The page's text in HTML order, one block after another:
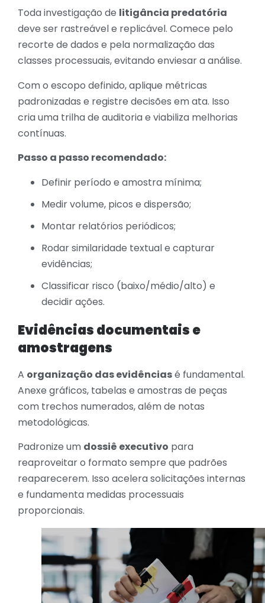
Toda investigação de litigância predatória
deve ser rastreável e replicável. Comece pelo
recorte de dados e pela normalização das
classes processuais, evitando enviesar a análise.
Com o escopo definido, aplique métricas
padronizadas e registre decisões em ata. Isso
cria uma trilha de auditoria e viabiliza melhorias
contínuas.
Passo a passo recomendado:
Definir período e amostra mínima;
Medir volume, picos e dispersão;
Montar relatórios periódicos;
Rodar similaridade textual e capturar
evidências;
Classificar risco (baixo/médio/alto) e
decidir ações.
Evidências documentais e
amostragens
A organização das evidênciasé fundamental.
Anexe gráficos, tabelas e amostras de peças
com trechos numerados, além de notas
metodológicas.
Padronize um dossiê executivo para
reaproveitar o formato sempre que padrões
reaparecerem. Isso acelera solicitações internas
e fundamenta medidas processuais
proporcionais.